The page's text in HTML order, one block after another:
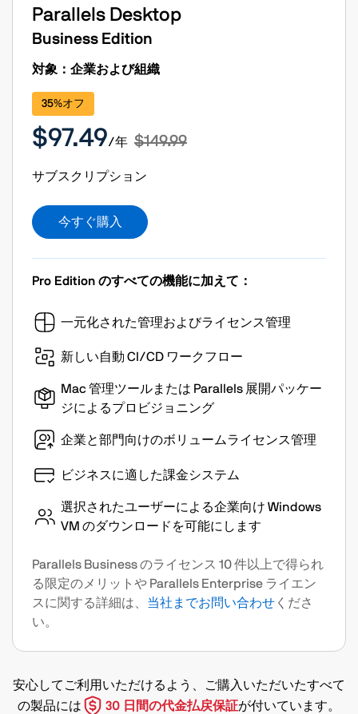
Parallels Desktop
Business Edition
対象：企業および組織
35%オフ
$97.49/年 $149.99
サブスクリプション
今すぐ購入
Pro Edition のすべての機能に加えて：
一元化された管理およびライセンス管理
新しい自動 CI/CD ワークフロー
Mac 管理ツールまたは Parallels 展開パッケー
ジによるプロビジョニング
企業と部門向けのボリュームライセンス管理
ビジネスに適した課金システム
選択されたユーザーによる企業向け Windows
VM のダウンロードを可能にします
Parallels Business のライセンス 10 件以上で得られ
る限定のメリットや Parallels Enterprise ライエン
スに関する詳細は、 当社までお問い合わせ くださ
い。
安心してご利用いただけるよう、ご購入いただいたすべて
の製品には
30 日間の代金払戻保証が付いています。